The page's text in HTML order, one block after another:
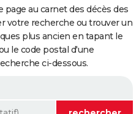
au carnet des décès des
votre recherche ou trouver un
plus ancien en tapant le
le code postal d'une
ci-dessous.